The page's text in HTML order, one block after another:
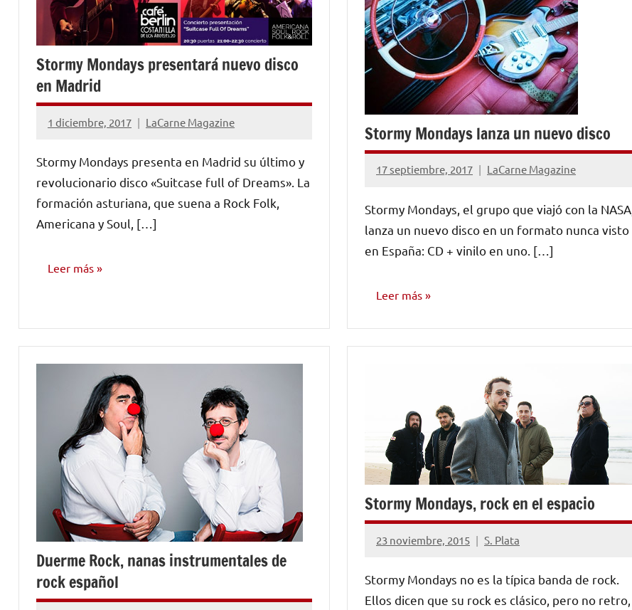
Stormy Mondays presentará nuevo disco
en Madrid
1 diciembre, 2017 LaCarne Magazine
No
comentarios
Stormy Mondays presenta en Madrid su último y
revolucionario disco «Suitcase full of Dreams». La
formación asturiana, que suena a Rock Folk,
Americana y Soul, […]
Leer más
Stormy Mondays lanza un nuevo disco
17 septiembre, 2017 LaCarne Magazine
No
comentarios
Stormy Mondays, el grupo que viajó con la NASA,
lanza un nuevo disco en un formato nunca visto
en España: CD + vinilo en uno. […]
Leer más
Duerme Rock, nanas instrumentales de
rock español
Stormy Mondays, rock en el espacio
23 noviembre, 2015 S. Plata
No
comentarios
Stormy Mondays no es la típica banda de rock.
Ellos dicen que su rock es clásico, pero no retro,